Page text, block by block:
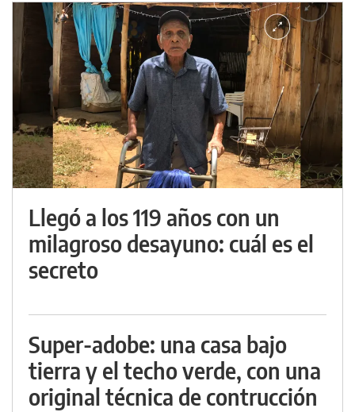
Llegó a los 119 años con un
milagroso desayuno: cuál es el
secreto
Super-adobe: una casa bajo
tierra y el techo verde, con una
original técnica de contrucción